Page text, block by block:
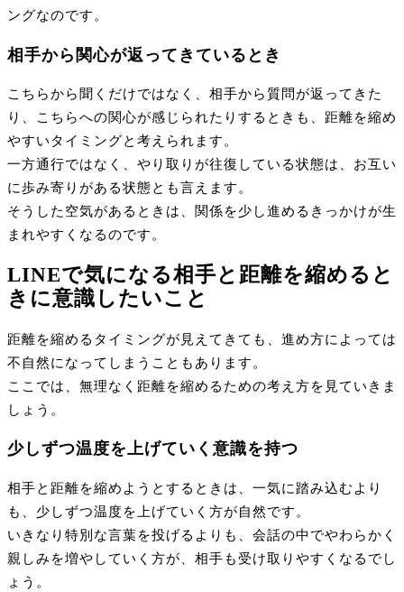
ングなのです。
相手から関心が返ってきているとき
こちらから聞くだけではなく、相手から質問が返ってきた
り、こちらへの関心が感じられたりするときも、距離を縮め
やすいタイミングと考えられます。
一方通行ではなく、やり取りが往復している状態は、お互い
に歩み寄りがある状態とも言えます。
そうした空気があるときは、関係を少し進めるきっかけが生
まれやすくなるのです。
LINEで気になる相手と距離を縮めると
きに意識したいこと
距離を縮めるタイミングが見えてきても、進め方によっては
不自然になってしまうこともあります。
ここでは、無理なく距離を縮めるための考え方を見ていきま
しょう。
少しずつ温度を上げていく意識を持つ
相手と距離を縮めようとするときは、一気に踏み込むより
も、少しずつ温度を上げていく方が自然です。
いきなり特別な言葉を投げるよりも、会話の中でやわらかく
親しみを増やしていく方が、相手も受け取りやすくなるでし
ょう。